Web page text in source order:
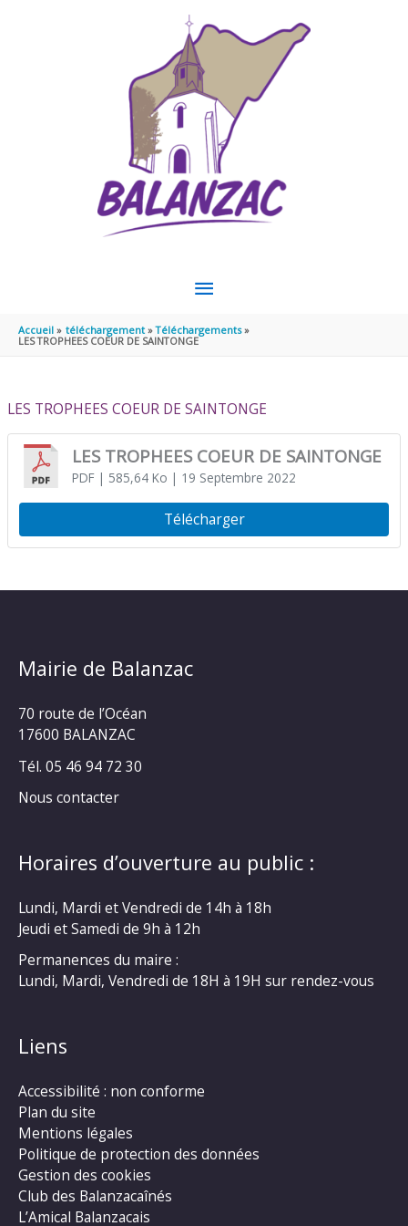
MENU
PRINCIPAL
Accueil téléchargement
Téléchargements
LES TROPHEES COEUR DE SAINTONGE
LES TROPHEES COEUR DE SAINTONGE
LES TROPHEES COEUR DE SAINTONGE
PDF| 585,64 Ko | 19 Septembre 2022
Télécharger
Mairie de Balanzac
70 route de l’Océan
17600 BALANZAC
Tél. 05 46 94 72 30
Nous contacter
Horaires d’ouverture au public :
Lundi, Mardi et Vendredi de 14h à 18h
Jeudi et Samedi de 9h à 12h
Permanences du maire :
Lundi, Mardi, Vendredi de 18H à 19H sur rendez-vous
Liens
Accessibilité : non conforme
Plan du site
Mentions légales
Politique de protection des données
Gestion des cookies
Club des Balanzacaînés
L’Amical Balanzacais